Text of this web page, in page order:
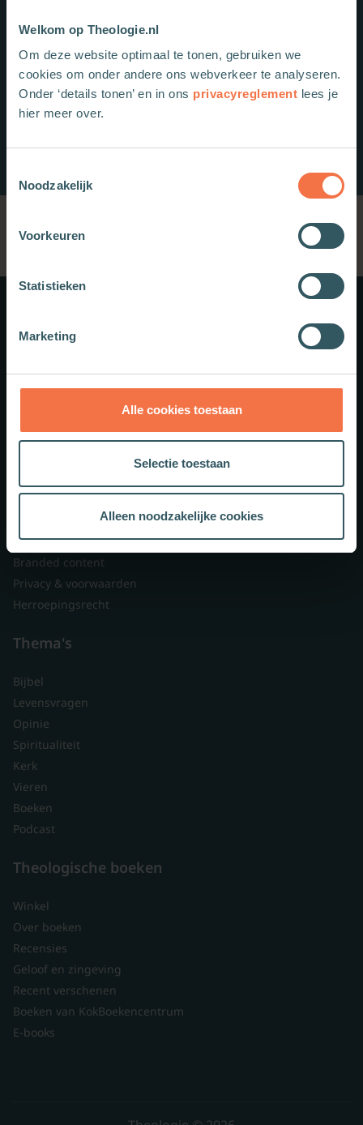
Welkom op Theologie.nl
Om deze website optimaal te tonen, gebruiken we
cookies om onder andere ons webverkeer te analyseren.
Onder ‘details tonen’ en in ons privacyreglement lees je
hier meer over.
Noodzakelijk
Voorkeuren
Statistieken
Marketing
Alle cookies toestaan
Selectie toestaan
Alleen noodzakelijke cookies
Nieuwsbrieven
Veelgestelde vragen
Contact
Branded content
Privacy & voorwaarden
Herroepingsrecht
Thema's
Bijbel
Levensvragen
Opinie
Spiritualiteit
Kerk
Vieren
Boeken
Podcast
Theologische boeken
Winkel
Over boeken
Recensies
Geloof en zingeving
Recent verschenen
Boeken van KokBoekencentrum
E-books